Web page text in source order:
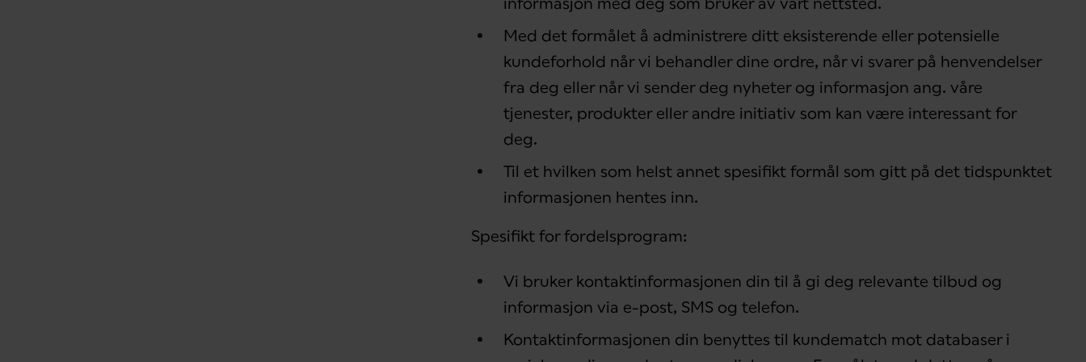
Med det formålet å administrere ditt eksisterende eller potensielle
kundeforhold når vi behandler dine ordre, når vi svarer på henvendelser
fra deg eller når vi sender deg nyheter og informasjon ang. våre
tjenester, produkter eller andre initiativ som kan være interessant for
deg.
Til et hvilken som helst annet spesifikt formål som gitt på det tidspunktet
informasjonen hentes inn.
Spesifikt for fordelsprogram:
Vi bruker kontaktinformasjonen din til å gi deg relevante tilbud og
informasjon via e-post, SMS og telefon.
Kontaktinformasjonen din benyttes til kundematch mot databaser i